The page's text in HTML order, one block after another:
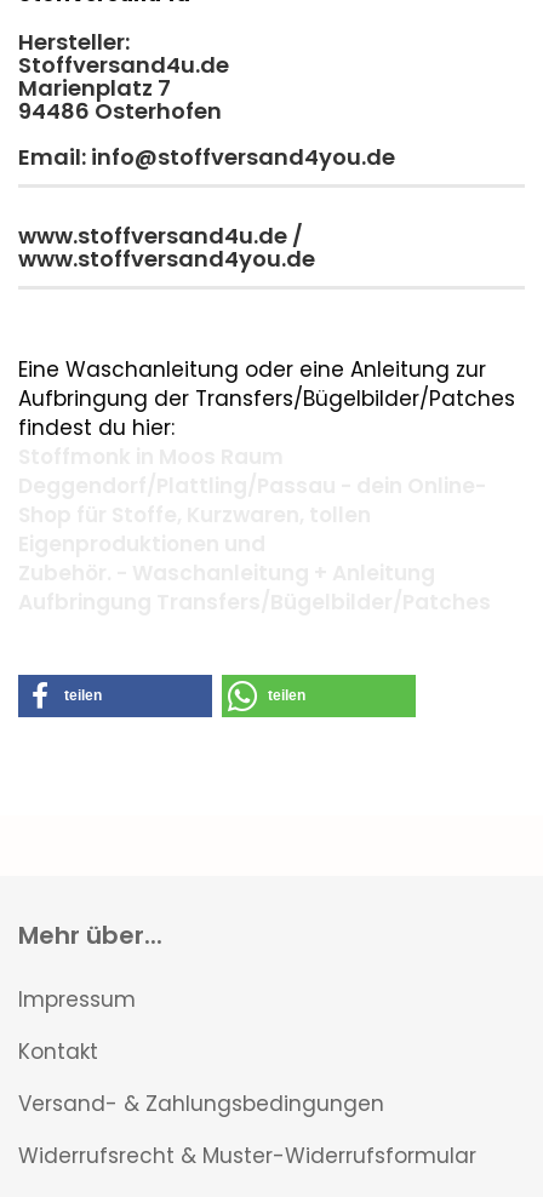
Hersteller:
Stoffversand4u.de
Marienplatz 7
94486 Osterhofen
Email: info@stoffversand4you.de
www.stoffversand4u.de /
www.stoffversand4you.de
Eine Waschanleitung oder eine Anleitung zur
Aufbringung der Transfers/Bügelbilder/Patches
findest du hier:
teilen teilen
Mehr über...
Impressum
Kontakt
Versand- & Zahlungsbedingungen
Widerrufsrecht & Muster-Widerrufsformular